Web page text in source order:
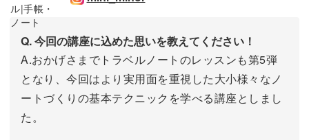
Q. 今回の講座に込めた思いを教えてください！
A.おかげさまでトラベルノートのレッスンも第5弾
となり、今回はより実用面を重視した大小様々なノ
ートづくりの基本テクニックを学べる講座としまし
た。